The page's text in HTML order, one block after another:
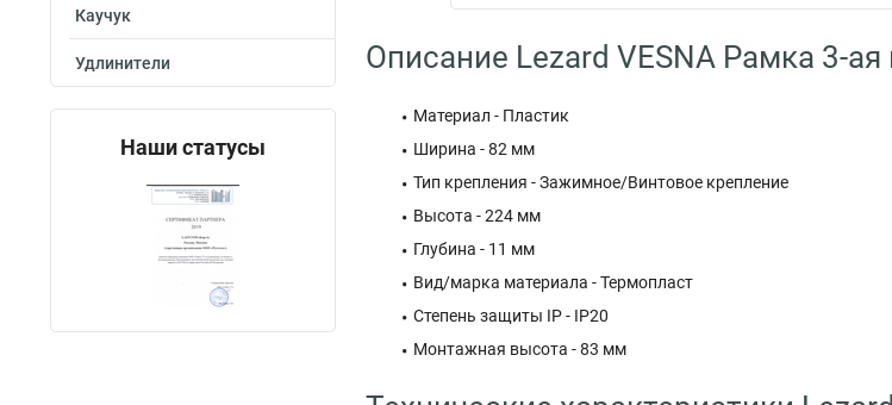
Каучук
Удлинители
Наши статусы
Описание Lezard VESNA Рамка 3-
Материал - Пластик
Ширина - 82 мм
Тип крепления - Зажимное/Винтовое крепление
Высота - 224 мм
Глубина - 11 мм
Вид/марка материала - Термопласт
Степень защиты IP - IP20
Монтажная высота - 83 мм